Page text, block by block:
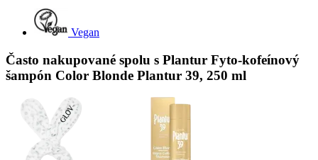
Vegan
Často nakupované spolu s Plantur Fyto-kofeínový
šampón Color Blonde Plantur 39, 250 ml